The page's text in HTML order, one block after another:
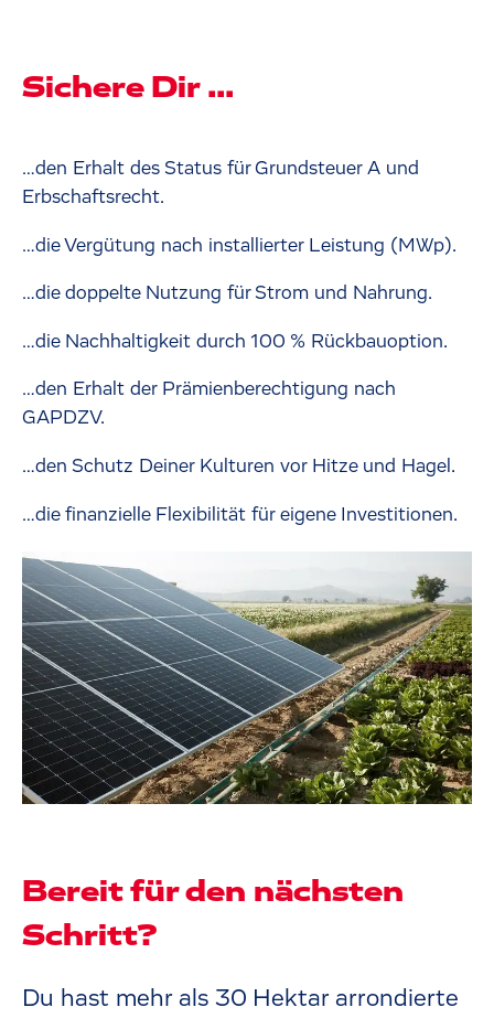
Sichere Dir ...
…den Erhalt des Status für Grundsteuer A und
Erbschaftsrecht.
…die Vergütung nach installierter Leistung (MWp).
…die doppelte Nutzung für Strom und Nahrung.
…die Nachhaltigkeit durch 100 % Rückbauoption.
…den Erhalt der Prämienberechtigung nach
GAPDZV.
…den Schutz Deiner Kulturen vor Hitze und Hagel.
…die finanzielle Flexibilität für eigene Investitionen.
Bereit für den nächsten
Schritt?
Du hast mehr als 30 Hektar arrondierte